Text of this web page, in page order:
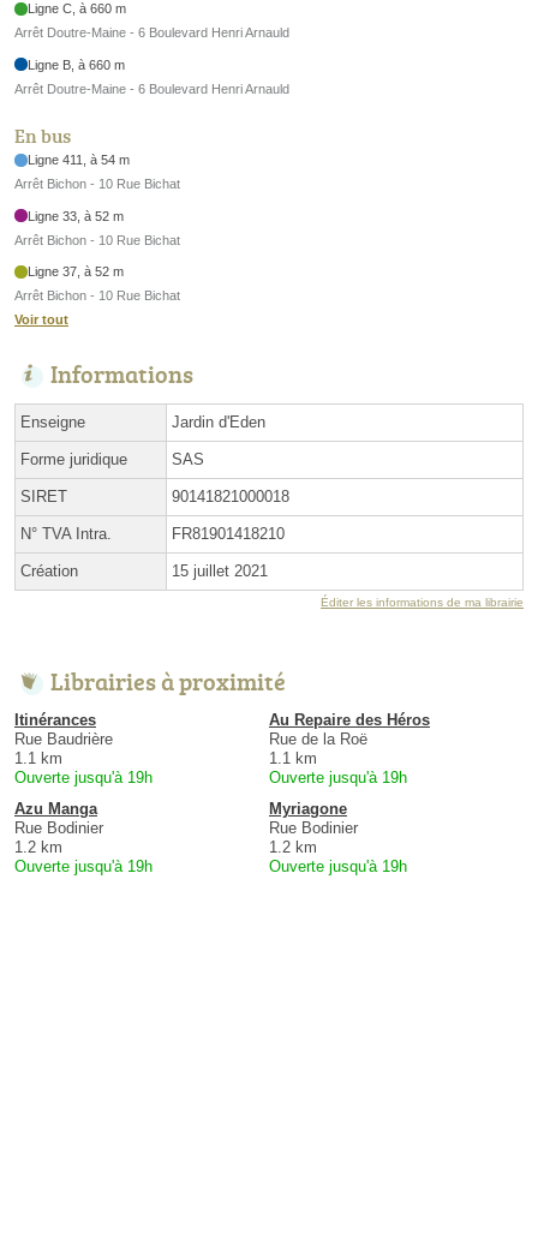
Ligne C, à 660 m
Arrêt Doutre-Maine - 6 Boulevard Henri Arnauld
Ligne B, à 660 m
Arrêt Doutre-Maine - 6 Boulevard Henri Arnauld
En bus
Ligne 411, à 54 m
Arrêt Bichon - 10 Rue Bichat
Ligne 33, à 52 m
Arrêt Bichon - 10 Rue Bichat
Ligne 37, à 52 m
Arrêt Bichon - 10 Rue Bichat
Voir tout
Informations
Enseigne Jardin d'Eden
Forme juridique SAS
SIRET 90141821000018
N° TVA Intra. FR81901418210
Création 15 juillet 2021
Éditer les informations de ma librairie
Librairies à proximité
Itinérances
Rue Baudrière
1.1 km
Ouverte jusqu'à 19h
Au Repaire des Héros
Rue de la Roë
1.1 km
Ouverte jusqu'à 19h
Azu Manga
Rue Bodinier
1.2 km
Ouverte jusqu'à 19h
Myriagone
Rue Bodinier
1.2 km
Ouverte jusqu'à 19h